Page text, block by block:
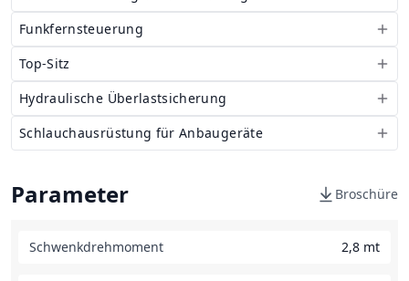
Funkfernsteuerung
Top-Sitz
Hydraulische Überlastsicherung
Schlauchausrüstung für Anbaugeräte
Parameter Broschüre
Schwenkdrehmoment 2,8 mt